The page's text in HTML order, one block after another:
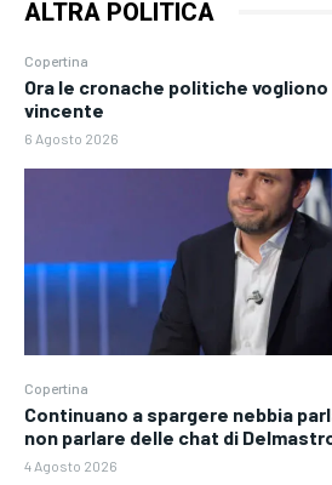
ALTRA POLITICA
Copertina
Ora le cronache politiche
vincente
6 Agosto 2026
Copertina
Continuano a spargere nebbia
non parlare delle chat di
4 Agosto 2026